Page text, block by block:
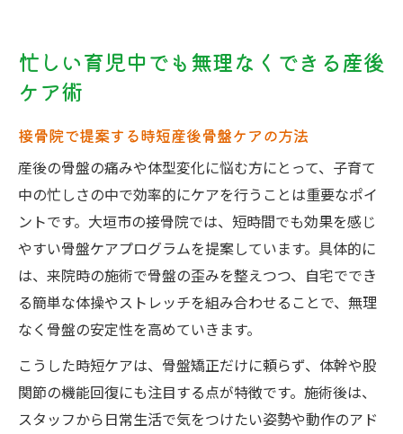
忙しい育児中でも無理なくできる産後
ケア術
接骨院で提案する時短産後骨盤ケアの方法
産後の骨盤の痛みや体型変化に悩む方にとって、子育て
中の忙しさの中で効率的にケアを行うことは重要なポイ
ントです。大垣市の接骨院では、短時間でも効果を感じ
やすい骨盤ケアプログラムを提案しています。具体的に
は、来院時の施術で骨盤の歪みを整えつつ、自宅ででき
る簡単な体操やストレッチを組み合わせることで、無理
なく骨盤の安定性を高めていきます。
こうした時短ケアは、骨盤矯正だけに頼らず、体幹や股
関節の機能回復にも注目する点が特徴です。施術後は、
スタッフから日常生活で気をつけたい姿勢や動作のアド